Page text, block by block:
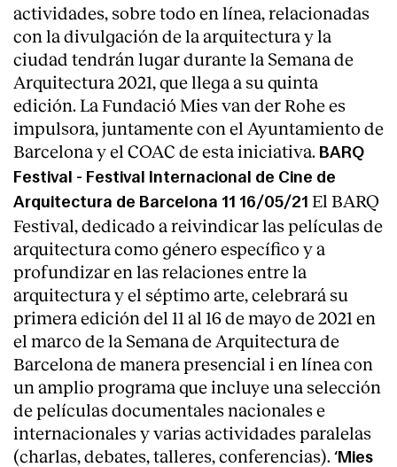
actividades, sobre todo en línea, relacionadas
con la divulgación de la arquitectura y la
ciudad tendrán lugar durante la Semana de
Arquitectura 2021, que llega a su quinta
edición. La Fundació Mies van der Rohe es
impulsora, juntamente con el Ayuntamiento de
Barcelona y el COAC de esta iniciativa. BARQ
Festival - Festival Internacional de Cine de
Arquitectura de Barcelona 11 16/05/21 El BARQ
Festival, dedicado a reivindicar las películas de
arquitectura como género específico y a
profundizar en las relaciones entre la
arquitectura y el séptimo arte, celebrará su
primera edición del 11 al 16 de mayo de 2021 en
el marco de la Semana de Arquitectura de
Barcelona de manera presencial i en línea con
un amplio programa que incluye una selección
de películas documentales nacionales e
internacionales y varias actividades paralelas
(charlas, debates, talleres, conferencias). ‘Mies